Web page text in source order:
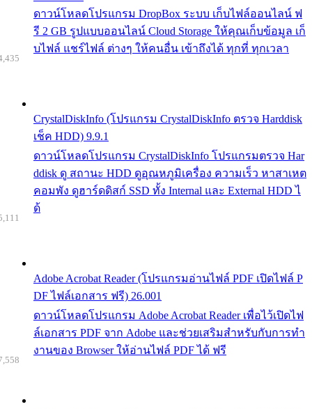
ดาวน์โหลดโปรแกรม DropBox ระบบ เก็บไฟล์ออนไลน์ ฟ
รี 2 GB รูปแบบออนไลน์ Cloud Storage ให้คุณเก็บข้อมูล เก็
บไฟล์ แชร์ไฟล์ ต่างๆ ให้คนอื่น เข้าถึงได้ ทุกที่ ทุกเวลา
CrystalDiskInfo (โปรแกรม CrystalDiskInfo ตรวจ Harddisk
เช็ค HDD) 9.9.1
ดาวน์โหลดโปรแกรม CrystalDiskInfo โปรแกรมตรวจ Har
ddisk ดู สถานะ HDD ดูอุณหภูมิเครื่อง ความเร็ว หาสาเหต
คอมพัง ดูฮาร์ดดิสก์ SSD ทั้ง Internal และ External HDD ไ
ด้
Adobe Acrobat Reader (โปรแกรมอ่านไฟล์ PDF เปิดไฟล์ P
DF ไฟล์เอกสาร ฟรี) 26.001
ดาวน์โหลดโปรแกรม Adobe Acrobat Reader เพื่อไว้เปิดไฟ
ล์เอกสาร PDF จาก Adobe และช่วยเสริมสำหรับกับการทำ
งานของ Browser ให้อ่านไฟล์ PDF ได้ ฟรี